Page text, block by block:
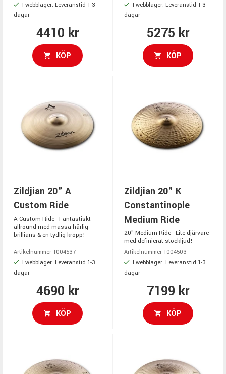
I webblager. Leveranstid 1-3
dagar
4410 kr
KÖP
I webblager. Leveranstid 1-3
dagar
5275 kr
KÖP
Zildjian 20" A
Custom Ride
A Custom Ride - Fantastiskt
allround med massa härlig
brillians & en tydlig kropp!
Artikelnummer 1004537
I webblager. Leveranstid 1-3
dagar
4690 kr
KÖP
Zildjian 20" K
Constantinople
Medium Ride
20" Medium Ride - Lite djärvare
med definierat stockljud!
Artikelnummer 1004503
I webblager. Leveranstid 1-3
dagar
7199 kr
KÖP